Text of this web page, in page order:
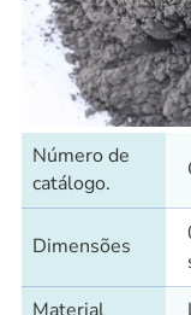
Número de
catálogo.
Dimensões